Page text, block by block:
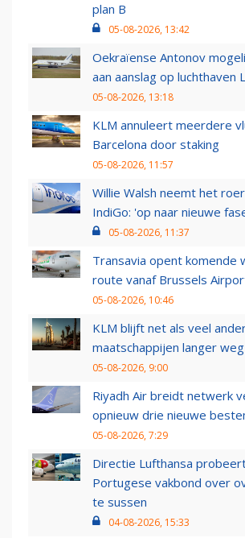
plan B
05-08-2026, 13:42
Oekraïense Antonov
aan aanslag op luchthaven
05-08-2026, 13:18
KLM annuleert meerdere
Barcelona door staking
05-08-2026, 11:57
Willie Walsh neemt het
IndiGo: 'op naar nieuwe
05-08-2026, 11:37
Transavia opent komende
route vanaf Brussels
05-08-2026, 10:46
KLM blijft net als veel
maatschappijen langer
05-08-2026, 9:00
Riyadh Air breidt netwerk
opnieuw drie nieuwe
05-08-2026, 7:29
Directie Lufthansa
Portugese vakbond over
te sussen
04-08-2026, 15:33